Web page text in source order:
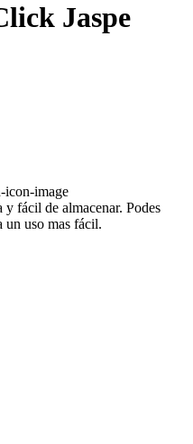
Jaspe
fácil de almacenar. Podes
un uso mas fácil.